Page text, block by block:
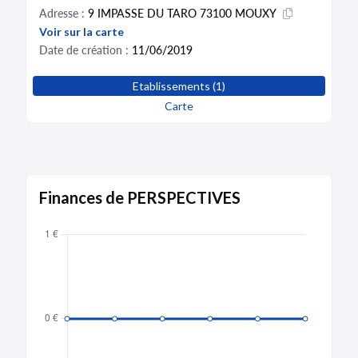
Adresse : 9 IMPASSE DU TARO 73100 MOUXY
Voir sur la carte
Date de création : 11/06/2019
Etablissements (1)
Carte
Finances de PERSPECTIVES